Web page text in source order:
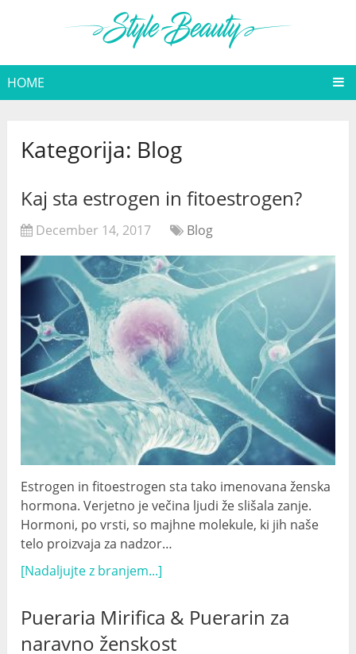
HOME
Kategorija: Blog
Kaj sta estrogen in fitoestrogen?
December 14, 2017 Blog
Estrogen in fitoestrogen sta tako imenovana ženska
hormona. Verjetno je večina ljudi že slišala zanje.
Hormoni, po vrsti, so majhne molekule, ki jih naše
telo proizvaja za nadzor…
[Nadaljujte z branjem...]
Pueraria Mirifica & Puerarin za
naravno ženskost